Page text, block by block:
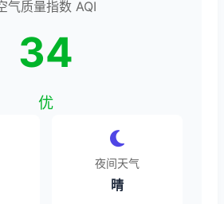
气质量指数 AQI
34
优
夜间天气
晴